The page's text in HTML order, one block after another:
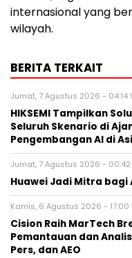
internasional yang
wilayah.
BERITA TERKAIT
Jumat, 7 Agustus 2026 - 04:14
HIKSEMI Tampilkan
Seluruh Skenario di
Pengembangan AI di
Jumat, 7 Agustus 2026 - 00:42
Huawei Jadi Mitra bagi
Kamis, 6 Agustus 2026 - 17:00
Cision Raih MarTech
Pemantauan dan
Pers, dan AEO